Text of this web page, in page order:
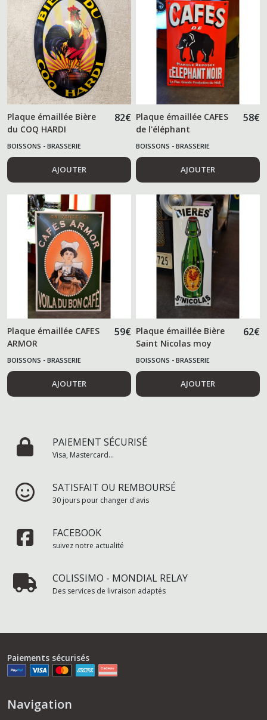
Plaque émaillée Bière
du COQ HARDI
82€
BOISSONS - BRASSERIE
AJOUTER
Plaque émaillée CAFES
de l'éléphant
58€
BOISSONS - BRASSERIE
AJOUTER
Plaque émaillée CAFES
ARMOR
59€
BOISSONS - BRASSERIE
AJOUTER
Plaque émaillée Bière
Saint Nicolas moy
62€
BOISSONS - BRASSERIE
AJOUTER
PAIEMENT SÉCURISÉ
Visa, Mastercard...
SATISFAIT OU REMBOURSÉ
30 jours pour changer d'avis
FACEBOOK
suivez notre actualité
COLISSIMO - MONDIAL RELAY
Des services de livraison adaptés
Paiements sécurisés
Navigation